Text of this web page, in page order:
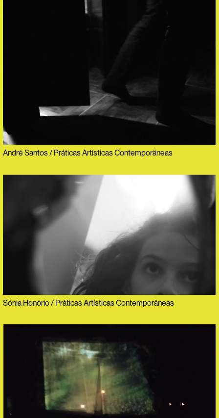
André Santos / Práticas Artísticas Contemporâneas
Sónia Honório / Práticas Artísticas Contemporâneas